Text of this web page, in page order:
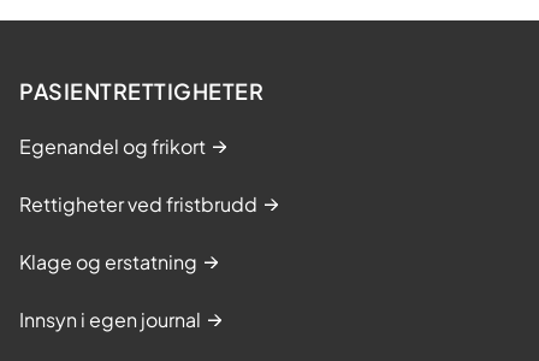
PASIENTRETTIGHETER
Egenandel og frikort
Rettigheter ved fristbrudd
Klage og erstatning
Innsyn i egen journal